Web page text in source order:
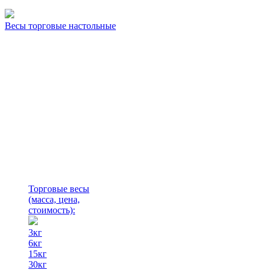
Весы торговые настольные
Торговые весы
(масса, цена,
стоимость):
3кг
6кг
15кг
30кг